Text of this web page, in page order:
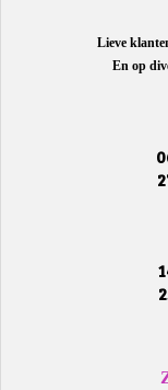
Lieve
En op